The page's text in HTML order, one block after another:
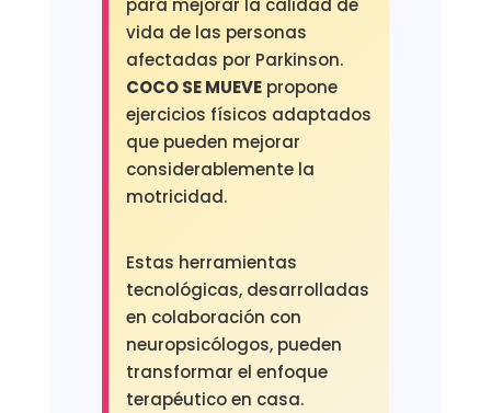
para mejorar la calidad de
vida de las personas
afectadas por Parkinson.
COCO SE MUEVEpropone
ejercicios físicos adaptados
que pueden mejorar
considerablemente la
motricidad.
Estas herramientas
tecnológicas, desarrolladas
en colaboración con
neuropsicólogos, pueden
transformar el enfoque
terapéutico en casa.